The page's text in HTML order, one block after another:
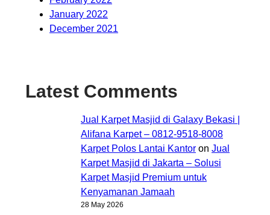
January 2022
December 2021
Latest Comments
Jual Karpet Masjid di Galaxy Bekasi |
Alifana Karpet – 0812-9518-8008
Karpet Polos Lantai Kantor on Jual
Karpet Masjid di Jakarta – Solusi
Karpet Masjid Premium untuk
Kenyamanan Jamaah
28 May 2026